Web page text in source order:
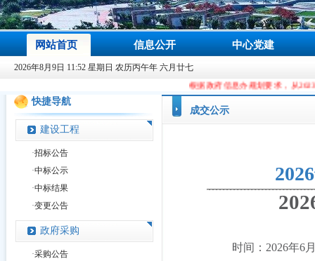
网站首页 信息公开 中心党建
2026年8月9日 11:52 星期日 农历丙午年 六月廿七
根据政府信息办规划要求，从2023年9
快捷导航
建设工程
·招标公告
·中标公示
·中标结果
·变更公告
政府采购
·采购公告
成交公示
202
时间 ： 2026年6